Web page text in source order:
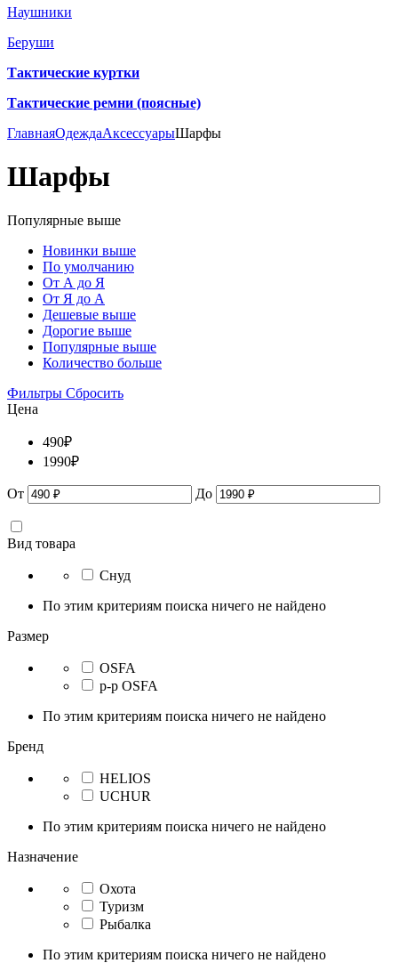
Наушники
Беруши
Тактические куртки
Тактические ремни (поясные)
ГлавнаяОдеждаАксессуарыШарфы
Шарфы
Популярные выше
Новинки выше
По умолчанию
От А до Я
От Я до А
Дешевые выше
Дорогие выше
Популярные выше
Количество больше
Фильтры Сбросить
Цена
490₽
1990₽
От До
Вид товара
Снуд
По этим критериям поиска ничего не найдено
Размер
OSFA
р-р OSFA
По этим критериям поиска ничего не найдено
Бренд
HELIOS
UCHUR
По этим критериям поиска ничего не найдено
Назначение
Охота
Туризм
Рыбалка
По этим критериям поиска ничего не найдено